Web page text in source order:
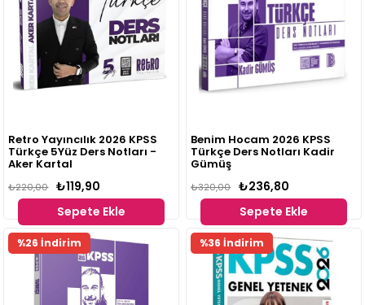
Retro Yayıncılık 2026 KPSS
Türkçe 5Yüz Ders Notları -
Aker Kartal
₺119,90
₺220,00
Sepete Ekle
Benim Hocam 2026 KPSS
Türkçe Ders Notları Kadir
Gümüş
₺236,80
₺320,00
Sepete Ekle
%26 İndirim %36 İndirim